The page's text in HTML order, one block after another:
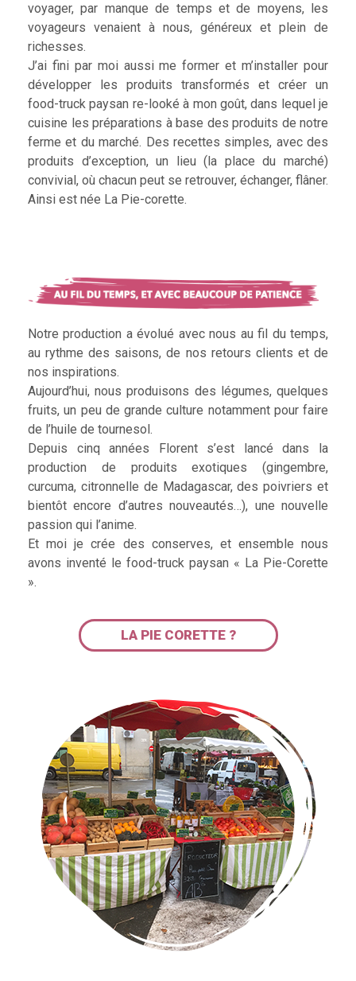
voyager, par manque de temps et de moyens, les
voyageurs venaient à nous, généreux et plein de
richesses.
J’ai fini par moi aussi me former et m’installer pour
développer les produits transformés et créer un
food-truck paysan re-looké à mon goût, dans lequel je
cuisine les préparations à base des produits de notre
ferme et du marché. Des recettes simples, avec des
produits d’exception, un lieu (la place du marché)
convivial, où chacun peut se retrouver, échanger, flâner.
Ainsi est née La Pie-corette.
Notre production a évolué avec nous au fil du temps,
au rythme des saisons, de nos retours clients et de
nos inspirations.
Aujourd’hui, nous produisons des légumes, quelques
fruits, un peu de grande culture notamment pour faire
de l’huile de tournesol.
Depuis cinq années Florent s’est lancé dans la
production de produits exotiques (gingembre,
curcuma, citronnelle de Madagascar, des poivriers et
bientôt encore d’autres nouveautés…), une nouvelle
passion qui l’anime.
Et moi je crée des conserves, et ensemble nous
avons inventé le food-truck paysan « La Pie-Corette
».
LA PIE CORETTE ?